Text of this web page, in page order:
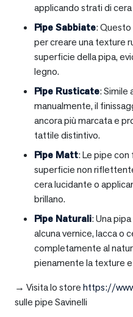
applicando strati di cera
Pipe Sabbiate:
per creare una texture
superficie della pipa,
legno.
Pipe Rusticate: Simile
manualmente, il
ancora più marcata e
tattile distintivo.
Pipe Matt: Le pipe
superficie non
cera lucidante o
brillano.
Pipe Naturali: Una
alcuna vernice, lacca o
completamente al
pienamente la texture
→ Visita lo storehttps://
sulle pipe Savinelli